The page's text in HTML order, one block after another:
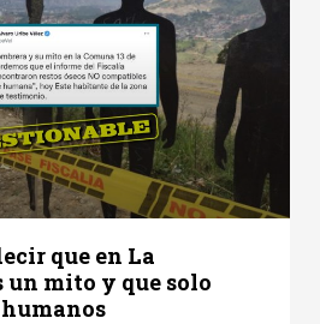
que en La
un mito y que solo